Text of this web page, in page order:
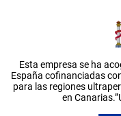
Esta empresa se ha
España cofinanciadas
para las regiones
en